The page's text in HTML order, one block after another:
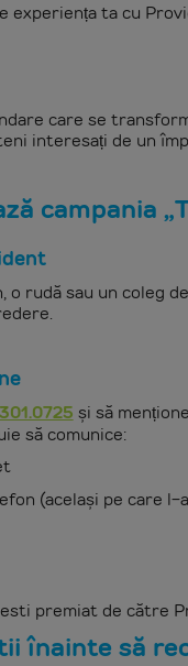
experiența ta cu
care se
interesați de un
campania
rudă sau un coleg
și să
să comunice:
(același pe care
premiat de către
înainte să